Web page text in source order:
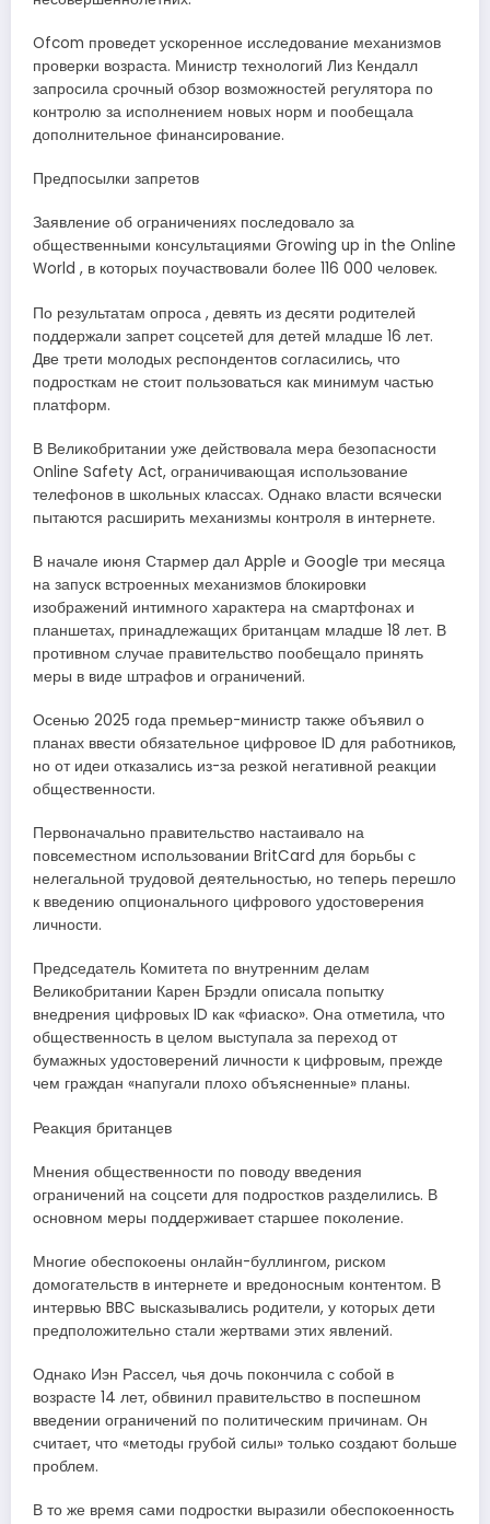
Ofcom проведет ускоренное исследование механизмов
проверки возраста. Министр технологий Лиз Кендалл
запросила срочный обзор возможностей регулятора по
контролю за исполнением новых норм и пообещала
дополнительное финансирование.
Предпосылки запретов
Заявление об ограничениях последовало за
общественными консультациями Growing up in the Online
World , в которых поучаствовали более 116 000 человек.
По результатам опроса , девять из десяти родителей
поддержали запрет соцсетей для детей младше 16 лет.
Две трети молодых респондентов согласились, что
подросткам не стоит пользоваться как минимум частью
платформ.
В Великобритании уже действовала мера безопасности
Online Safety Act, ограничивающая использование
телефонов в школьных классах. Однако власти всячески
пытаются расширить механизмы контроля в интернете.
В начале июня Стармер дал Apple и Google три месяца
на запуск встроенных механизмов блокировки
изображений интимного характера на смартфонах и
планшетах, принадлежащих британцам младше 18 лет. В
противном случае правительство пообещало принять
меры в виде штрафов и ограничений.
Осенью 2025 года премьер-министр также объявил о
планах ввести обязательное цифровое ID для работников,
но от идеи отказались из-за резкой негативной реакции
общественности.
Первоначально правительство настаивало на
повсеместном использовании BritCard для борьбы с
нелегальной трудовой деятельностью, но теперь перешло
к введению опционального цифрового удостоверения
личности.
Председатель Комитета по внутренним делам
Великобритании Карен Брэдли описала попытку
внедрения цифровых ID как «фиаско». Она отметила, что
общественность в целом выступала за переход от
бумажных удостоверений личности к цифровым, прежде
чем граждан «напугали плохо объясненные» планы.
Реакция британцев
Мнения общественности по поводу введения
ограничений на соцсети для подростков разделились. В
основном меры поддерживает старшее поколение.
Многие обеспокоены онлайн-буллингом, риском
домогательств в интернете и вредоносным контентом. В
интервью BBC высказывались родители, у которых дети
предположительно стали жертвами этих явлений.
Однако Иэн Рассел, чья дочь покончила с собой в
возрасте 14 лет, обвинил правительство в поспешном
введении ограничений по политическим причинам. Он
считает, что «методы грубой силы» только создают больше
проблем.
В то же время сами подростки выразили обеспокоенность